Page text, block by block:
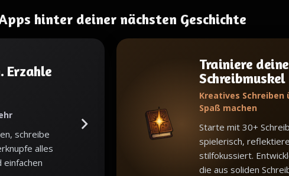
hinter deiner nächsten Geschichte
Erzahle
schreibe
alles
Trainiere
Schreibmuskel
Kreatives
Spaß machen
Starte mit 30+
spielerisch,
stilfokussiert.
die aus soliden